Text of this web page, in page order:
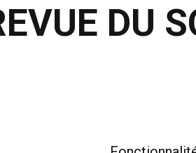
DU